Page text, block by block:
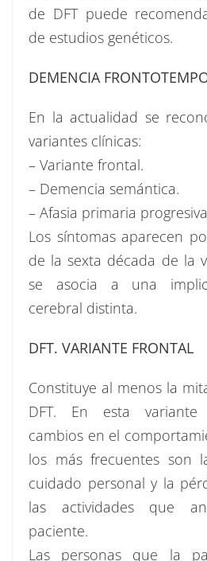
de DFT puede
de estudios genéticos.
DEMENCIA
En la actualidad se
variantes clínicas:
– Variante frontal.
– Demencia semántica.
– Afasia primaria
Los síntomas aparecen
de la sexta década de la
se asocia a una
cerebral distinta.
DFT. VARIANTE FRONTAL
Constituye al menos la
DFT. En esta
cambios en el
los más frecuentes son
cuidado personal y la
las actividades que
paciente.
Las personas que la